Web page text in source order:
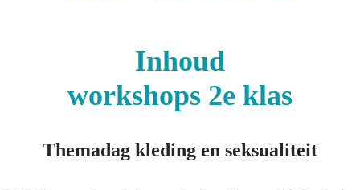
Inhoud
workshops 2e klas
Themadag kleding en seksualiteit